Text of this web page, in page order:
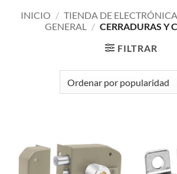
INICIO / TIENDA DE ELECTRÓNICA
GENERAL / CERRADURAS Y
FILTRAR